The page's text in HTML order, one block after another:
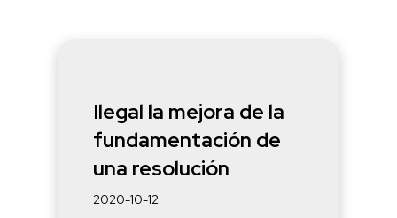
Ilegal la mejora de la
fundamentación de
una resolución
2020-10-12